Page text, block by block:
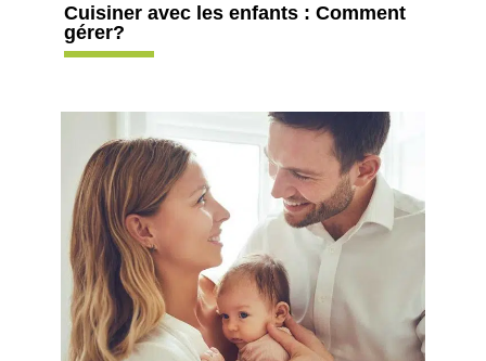
Cuisiner avec les enfants : Comment
gérer?